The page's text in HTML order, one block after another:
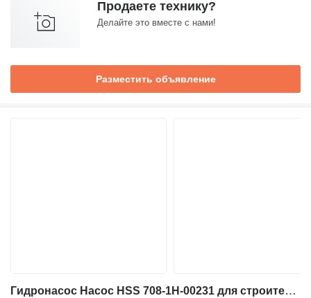
Продаете технику?
Делайте это вместе с нами!
Разместить объявление
Гидронасос Насос HSS 708-1H-00231 для строительной техники Komatsu D85EX-15 D85PX-15 D85EX-15EO D85PX-15EO bulldozer